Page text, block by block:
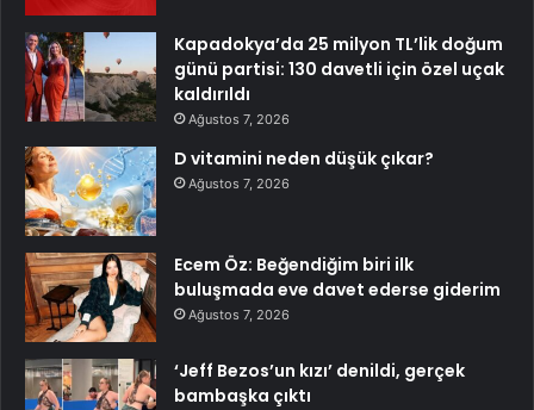
Kapadokya’da 25 milyon TL’lik doğum
günü partisi: 130 davetli için özel uçak
kaldırıldı
Ağustos 7, 2026
D vitamini neden düşük çıkar?
Ağustos 7, 2026
Ecem Öz: Beğendiğim biri ilk
buluşmada eve davet ederse giderim
Ağustos 7, 2026
‘Jeff Bezos’un kızı’ denildi, gerçek
bambaşka çıktı